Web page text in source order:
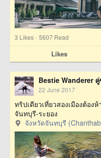
3 Likes · 5607 Read
Likes
Bestie Wanderer
22 June 2017
ทริปเดียวเที่ยวสองเมืองต้อ
จันทบุรี-ระยอง
จังหวัดจันทบุรี